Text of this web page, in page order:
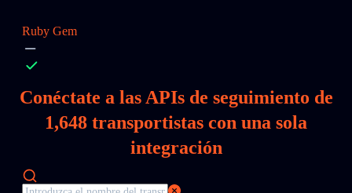
Ruby Gem
Conéctate a las APIs de seguimiento de
1,648 transportistas con una sola
integración